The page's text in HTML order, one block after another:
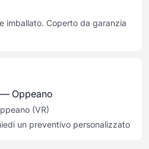
imballato. Coperto da garanzia
— Oppeano
(VR)
un preventivo personalizzato